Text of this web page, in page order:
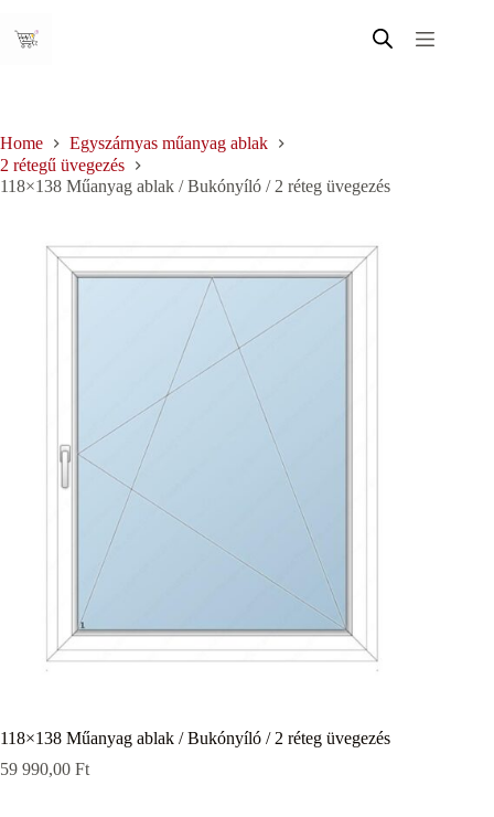
content
Home
Egyszárnyas műanyag ablak
2 rétegű üvegezés
118×138 Műanyag ablak / Bukónyíló / 2 réteg üvegezés
118×138 Műanyag ablak / Bukónyíló / 2 réteg üvegezés
59 990,00 Ft